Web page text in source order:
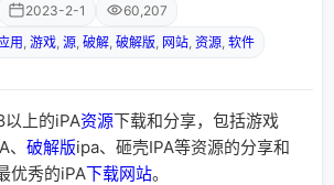
2023-2-1
60,207
用 游戏, 源, 破解, 破解版 网站, 资源, 软件
以上的iPA资源下载和分享，包括游戏
破解版ipa、砸壳IPA等资源的分享和
优秀的iPA下载网站。